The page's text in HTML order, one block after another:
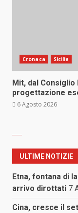
Cronaca Sicilia
Mit, dal
progettazione
6 Agosto 2026
ULTIME NOTIZIE
Etna, fontana di
arrivo dirottati 7
Cina, cresce il